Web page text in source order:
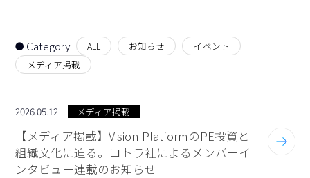
Category ALL お知らせ
イベント
メディア掲載
2026.05.12 メディア掲載
【メディア掲載】Vision PlatformのPE投資と
組織文化に迫る。コトラ社によるメンバーイ
ンタビュー連載のお知らせ